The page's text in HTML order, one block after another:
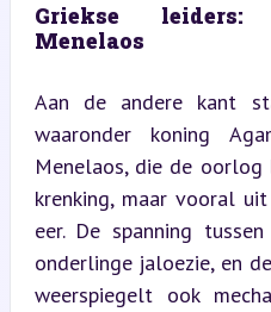
Griekse
Menelaos
Aan de andere kant
waaronder koning
Menelaos, die de
krenking, maar vooral
eer. De spanning
onderlinge jaloezie, en
weerspiegelt ook